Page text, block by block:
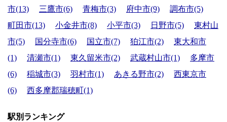
市(13)
三鷹市(6) 青梅市(3) 府中市(9)
調布市(5)
町田市(13)
小金井市(8) 小平市(3) 日野市(5)
東村山
市(5)
国分寺市(6) 国立市(7) 狛江市(2)
東大和市
(1)
清瀬市(1) 東久留米市(2) 武蔵村山市(1)
多摩市
(6)
稲城市(3) 羽村市(1) あきる野市(2)
西東京市
(6)
西多摩郡瑞穂町(1)
駅別ランキング